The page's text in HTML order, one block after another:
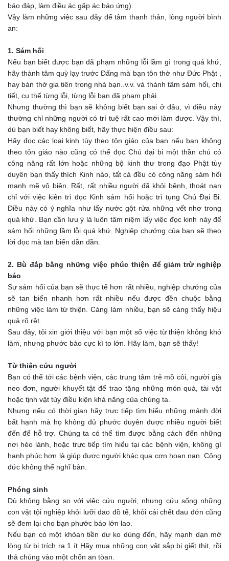
báo đáp, làm điều ác gặp ác báo ứng).
Vậy làm những việc sau đây để tâm thanh thản, lòng người bình
an:
1. Sám hối
Nếu bạn biết được bạn đã phạm những lỗi lầm gì trong quá khứ,
hãy thành tâm quỳ lạy trước Đấng mà bạn tôn thờ như Đức Phật ,
hay bàn thờ gia tiên trong nhà bạn..v.v. và thành tâm sám hối, chi
tiết, cụ thể từng lỗi, từng lỗi bạn đã phạm phải.
Nhưng thường thì bạn sẽ không biết bạn sai ở đâu, vì điều này
thường chỉ những người có trí tuệ rất cao mới làm được. Vậy thì,
dù bạn biết hay không biết, hãy thực hiện điều sau:
Hãy đọc các loại kinh tùy theo tôn giáo của bạn nếu bạn không
theo tôn giáo nào cũng có thể đọc Chú đại bi một thần chú có
công năng rất lớn hoặc những bộ kinh thư trong đạo Phật tùy
duyên bạn thấy thích Kinh nào, tất cả đều có công năng sám hối
mạnh mẽ vô biên. Rất, rất nhiều người đã khỏi bệnh, thoát nạn
chỉ với việc kiên trì đọc Kinh sám hối hoặc trì tụng Chú Đại Bi.
Điều này có ý nghĩa như lấy nước gột rửa những vết nhơ trong
quá khứ. Bạn cần lưu ý là luôn tâm niệm lấy việc đọc kinh này để
sám hối những lầm lỗi quá khứ. Nghiệp chướng của bạn sẽ theo
lời đọc mà tan biến dần dần.
2. Bù đắp bằng những việc phúc thiện để giảm trừ nghiệp
báo
Sự sám hối của bạn sẽ thực tế hơn rất nhiều, nghiệp chướng của
sẽ tan biến nhanh hơn rất nhiều nếu được đền chuộc bằng
những việc làm từ thiện. Càng làm nhiều, bạn sẽ càng thấy hiệu
quả rõ rệt.
Sau đây, tôi xin giới thiệu với bạn một số việc từ thiện không khó
làm, nhưng phước báo cực kì to lớn. Hãy làm, bạn sẽ thấy!
Từ thiện cứu người
Bạn có thể tới các bệnh viện, các trung tâm trẻ mồ côi, người già
neo đơn, người khuyết tật để trao tặng những món quà, tài vật
hoặc tịnh vật tùy điều kiện khả năng của chúng ta.
Nhưng nếu có thời gian hãy trực tiếp tìm hiểu những mảnh đời
bất hạnh mà họ không đủ phước duyên được nhiều người biết
đến để hỗ trợ. Chúng ta có thể tìm được bằng cách đến những
nơi hẻo lánh, hoặc trực tiếp tìm hiểu tại các bệnh viện, không gì
hạnh phúc hơn là giúp được người khác qua cơn hoạn nạn. Công
đức không thể nghĩ bàn.
Phóng sinh
Dù không bằng so với việc cứu người, nhưng cứu sống những
con vật tội nghiệp khỏi lưỡi dao đồ tể, khỏi cái chết đau đớn cũng
sẽ đem lại cho bạn phước báo lớn lao.
Nếu bạn có một khỏan tiền dư ko dùng đến, hãy mạnh dạn mở
lòng từ bi trích ra 1 ít Hãy mua những con vật sắp bị giết thịt, rồi
thả chúng vào một chốn an tòan.